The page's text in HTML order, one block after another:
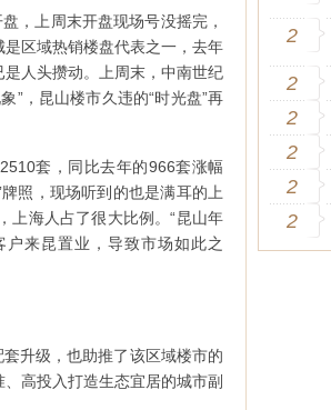
，上周末开盘现场号没摇完，
区域热销楼盘代表之一，去年
人头攒动。上周末，中南世纪
”，昆山楼市久违的“时光盘”再
套，同比去年的966套涨幅
照，现场听到的也是满耳的上
上海人占了很大比例。“昆山年
来昆置业，导致市场如此之
升级，也助推了该区域楼市的
高投入打造生态宜居的城市副
2
2
2
2
2
2